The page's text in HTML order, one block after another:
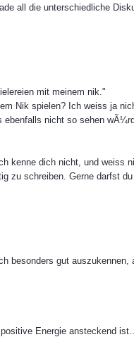
all die unterschiedliche
mit meinem nik."
Nik spielen? Ich weiss ja
ebenfalls nicht so sehen
kenne dich nicht, und weiss
zu schreiben. Gerne darfst
besonders gut
Energie ansteckend